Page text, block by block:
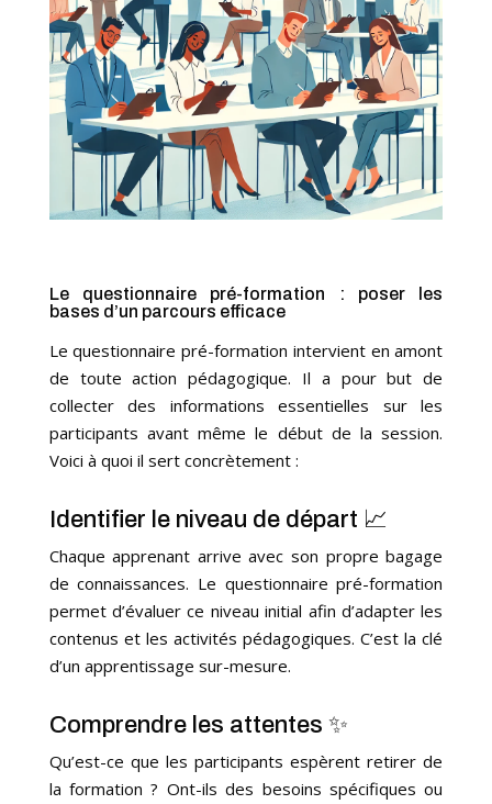
Le questionnaire pré-formation : poser les
bases d’un parcours efficace
Le questionnaire pré-formation intervient en amont
de toute action pédagogique. Il a pour but de
collecter des informations essentielles sur les
participants avant même le début de la session.
Voici à quoi il sert concrètement :
Identifier le niveau de départ 📈
Chaque apprenant arrive avec son propre bagage
de connaissances. Le questionnaire pré-formation
permet d’évaluer ce niveau initial afin d’adapter les
contenus et les activités pédagogiques. C’est la clé
d’un apprentissage sur-mesure.
Comprendre les attentes ✨
Qu’est-ce que les participants espèrent retirer de
la formation ? Ont-ils des besoins spécifiques ou